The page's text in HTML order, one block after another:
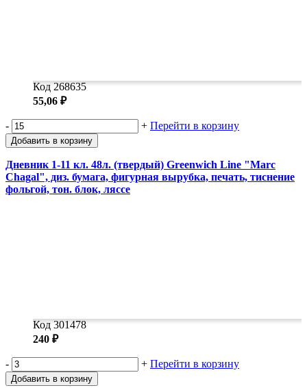
Код 268635
55,06 ₽
- + Перейти в корзину
Добавить в корзину
Дневник 1-11 кл. 48л. (твердый) Greenwich Line "Marc
Chagal", диз. бумага, фигурная вырубка, печать, тиснение
фольгой, тон. блок, ляссе
Код 301478
240 ₽
- + Перейти в корзину
Добавить в корзину